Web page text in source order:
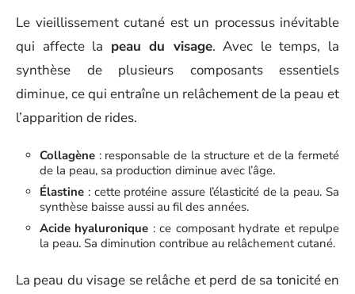
Le vieillissement cutané est un processus inévitable
qui affecte la peau du visage. Avec le temps, la
synthèse de plusieurs composants essentiels
diminue, ce qui entraîne un relâchement de la peau et
l’apparition de rides.
Collagène : responsable de la structure et de la fermeté
de la peau, sa production diminue avec l’âge.
Élastine : cette protéine assure l’élasticité de la peau. Sa
synthèse baisse aussi au fil des années.
Acide hyaluronique : ce composant hydrate et repulpe
la peau. Sa diminution contribue au relâchement cutané.
La peau du visage se relâche et perd de sa tonicité en